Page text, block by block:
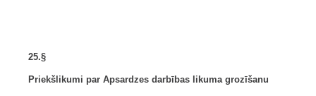
25.§
Priekšlikumi par Apsardzes darbības likuma grozīšanu